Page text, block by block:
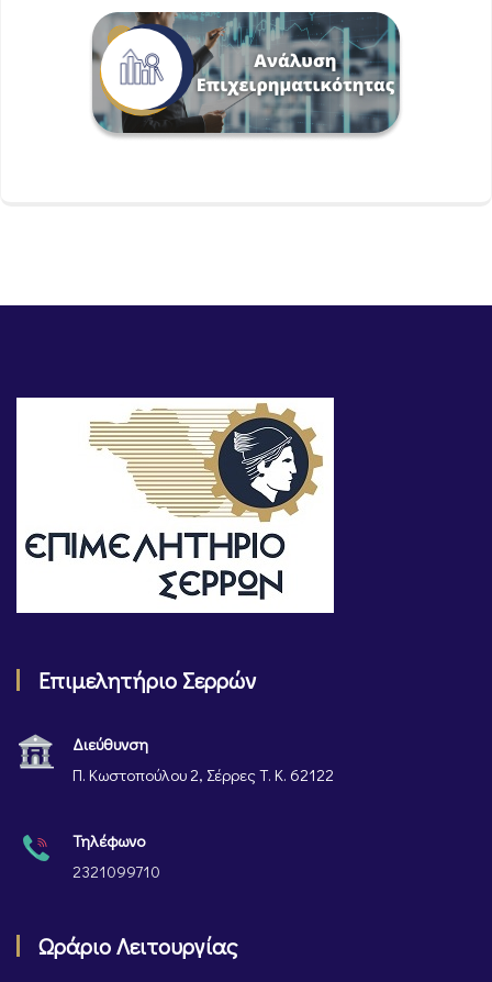
Επιμελητήριο Σερρών
Διεύθυνση
Π. Κωστοπούλου 2, Σέρρες Τ. Κ. 62122
Τηλέφωνο
2321099710
Ωράριο Λειτουργίας